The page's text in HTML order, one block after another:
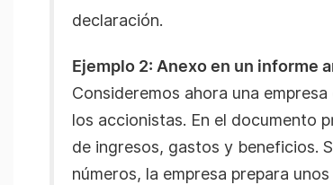
declaración.
Ejemplo 2: Anexo en un informe
Consideremos ahora una
los accionistas. En el documento
de ingresos, gastos y beneficios.
números, la empresa prepara